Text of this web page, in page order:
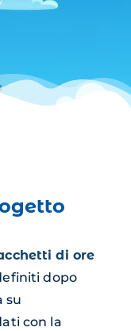
di ore
dopo
su
con la